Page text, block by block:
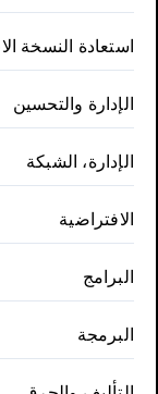
استعادة النسخة
الإدارة والتحسين
الإدارة، الشبكة
الافتراضية
البرامج
البرمجة